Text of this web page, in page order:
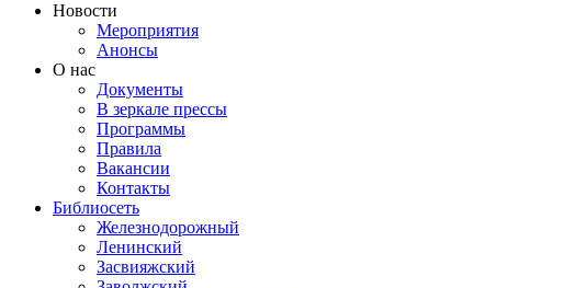
Новости
Мероприятия
Анонсы
О нас
Документы
В зеркале прессы
Программы
Правила
Вакансии
Контакты
Библиосеть
Железнодорожный
Ленинский
Засвияжский